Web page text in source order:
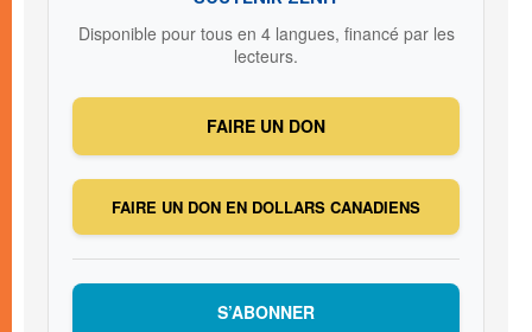
Disponible pour tous en 4 langues, financé par les
lecteurs.
FAIRE UN DON
FAIRE UN DON EN DOLLARS CANADIENS
S’ABONNER